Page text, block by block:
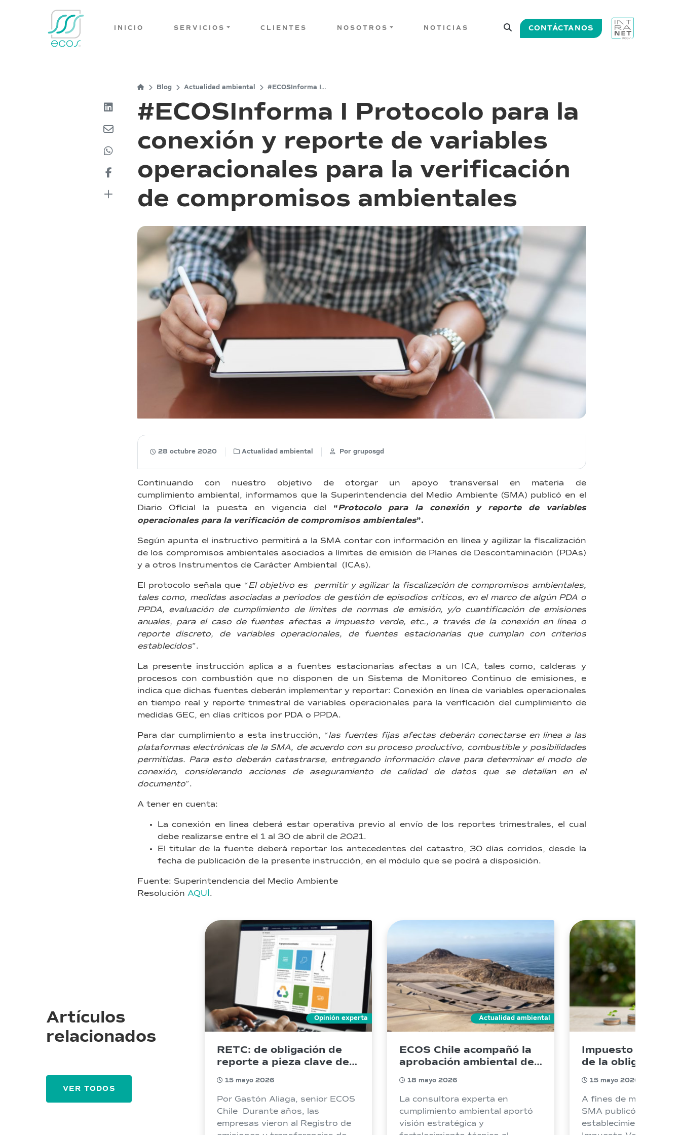
INICIO SERVICIOS CLIENTES NOSOTROS NOTICIAS CONTÁCTANOS
Blog Actualidad ambiental
#ECOSInforma I
conexión y reporte de
variables operacionales
ambientales
#ECOSInforma I Protocolo para la
conexión y reporte de variables
operacionales para la verificación
de compromisos ambientales
28 octubre 2020 Actualidad ambiental Por gruposgd
Continuando con nuestro objetivo de otorgar un apoyo transversal en materia de
cumplimiento ambiental, informamos que la Superintendencia del Medio Ambiente (SMA) publicó en el
Diario Oficial la puesta en vigencia del “Protocolo para la conexión y reporte de variables
operacionales para la verificación de compromisos ambientales”.
Según apunta el instructivo permitirá a la SMA contar con información en línea y agilizar la fiscalización
de los compromisos ambientales asociados a límites de emisión de Planes de Descontaminación (PDAs)
y a otros Instrumentos de Carácter Ambiental (ICAs).
El protocolo señala que “El objetivo es permitir y agilizar la fiscalización de compromisos ambientales,
tales como, medidas asociadas a periodos de gestión de episodios críticos, en el marco de algún PDA o
PPDA, evaluación de cumplimiento de límites de normas de emisión, y/o cuantificación de emisiones
anuales, para el caso de fuentes afectas a impuesto verde, etc., a través de la conexión en línea o
reporte discreto, de variables operacionales, de fuentes estacionarias que cumplan con criterios
establecidos”.
La presente instrucción aplica a a fuentes estacionarias afectas a un ICA, tales como, calderas y
procesos con combustión que no disponen de un Sistema de Monitoreo Continuo de emisiones, e
indica que dichas fuentes deberán implementar y reportar: Conexión en línea de variables operacionales
en tiempo real y reporte trimestral de variables operacionales para la verificación del cumplimiento de
medidas GEC, en días críticos por PDA o PPDA.
Para dar cumplimiento a esta instrucción, “las fuentes fijas afectas deberán conectarse en línea a las
plataformas electrónicas de la SMA, de acuerdo con su proceso productivo, combustible y posibilidades
permitidas. Para esto deberán catastrarse, entregando información clave para determinar el modo de
conexión, considerando acciones de aseguramiento de calidad de datos que se detallan en el
documento”.
A tener en cuenta:
La conexión en linea deberá estar operativa previo al envío de los reportes trimestrales, el cual
debe realizarse entre el 1 al 30 de abril de 2021.
El titular de la fuente deberá reportar los antecedentes del catastro, 30 días corridos, desde la
fecha de publicación de la presente instrucción, en el módulo que se podrá a disposición.
Fuente: Superintendencia del Medio Ambiente
Resolución AQUÍ .
Artículos
relacionados
VER TODOS
Opinión experta
RETC: de obligación de
reporte a pieza clave de
empresarial
15 mayo 2026
Por Gastón Aliaga, senior ECOS
Chile Durante años, las
empresas vieron al Registro de
Actualidad ambiental
ECOS Chile acompañó la
aprobación ambiental de
planta desalinizadora
más grande de Chile
18 mayo 2026
La consultora experta en
cumplimiento ambiental aportó
visión estratégica y
Impuesto Verde
de la obligación
de emisiones
15 mayo 2026
A fines de marzo de
SMA publicó el listado
establecimientos